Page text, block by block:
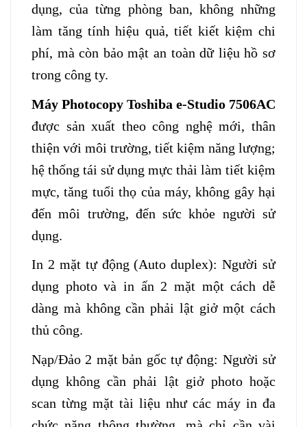
dụng, của từng phòng ban, không những
làm tăng tính hiệu quả, tiết kiết kiệm chi
phí, mà còn bảo mật an toàn dữ liệu hồ sơ
trong công ty.
Máy Photocopy Toshiba e-Studio 7506AC
được sản xuất theo công nghệ mới, thân
thiện với môi trường, tiết kiệm năng lượng;
hệ thống tái sử dụng mực thải làm tiết kiệm
mực, tăng tuổi thọ của máy, không gây hại
đến môi trường, đến sức khỏe người sử
dụng.
In 2 mặt tự động (Auto duplex): Người sử
dụng photo và in ấn 2 mặt một cách dễ
dàng mà không cần phải lật giở một cách
thủ công.
Nạp/Đảo 2 mặt bản gốc tự động: Người sử
dụng không cần phải lật giở photo hoặc
scan từng mặt tài liệu như các máy in đa